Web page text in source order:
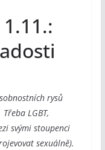
rysů
LGBT,
svými stoupenci
sexuálně).